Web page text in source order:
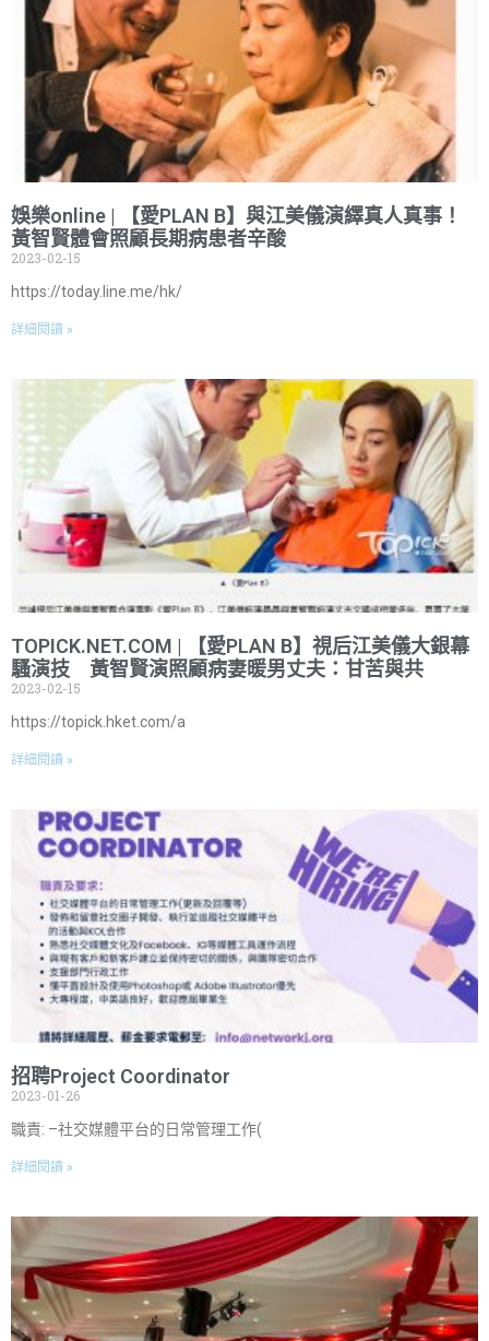
娛樂online | 【愛PLAN B】與江美儀演繹真人真事！
黃智賢體會照顧長期病患者辛酸
2023-02-15
https://today.line.me/hk/
詳細閱讀 »
TOPICK.NET.COM | 【愛PLAN B】視后江美儀大銀幕
騷演技 黃智賢演照顧病妻暖男丈夫：甘苦與共
2023-02-15
https://topick.hket.com/a
詳細閱讀 »
招聘Project Coordinator
2023-01-26
職責: –社交媒體平台的日常管理工作(
詳細閱讀 »